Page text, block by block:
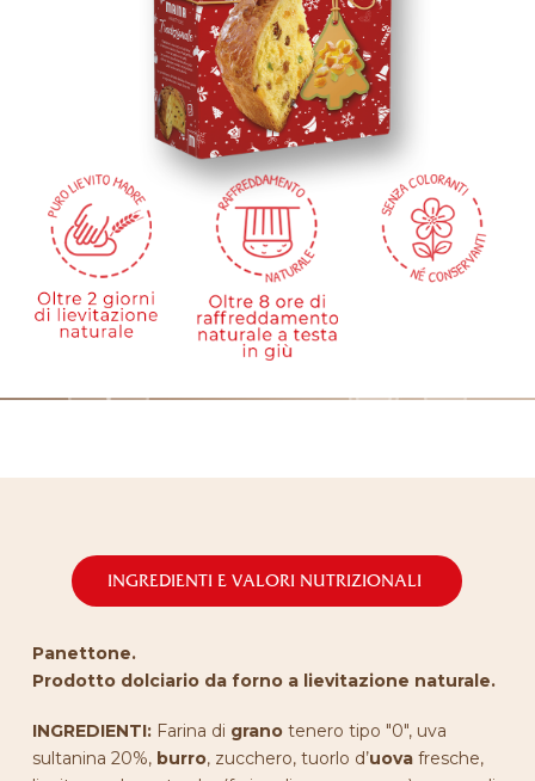
dal 1964,
INGREDIENTI E VALORI NUTRIZIONALI
Panettone.
Prodotto dolciario da forno a lievitazione naturale.
INGREDIENTI:Farina di granotenero tipo "0", uva
sultanina 20%, burro, zucchero, tuorlo d’uovafresche,